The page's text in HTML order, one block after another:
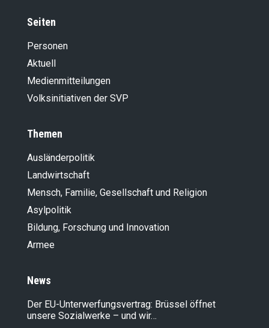
Seiten
Personen
Aktuell
Medienmitteilungen
Volksinitiativen der SVP
Themen
Ausländer­politik
Landwirt­schaft
Mensch, Familie, Gesellschaft und Religion
Asylpolitik
Bildung, Forschung und Innovation
Armee
News
Der EU-Unterwerfungsvertrag: Brüssel öffnet
unsere Sozialwerke – und wir…